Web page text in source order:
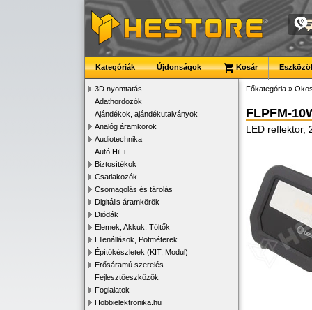
Kategóriák Újdonságok Kosár
3D nyomtatás
Adathordozók
Ajándékok, ajándékutalványok
Analóg áramkörök
Audiotechnika
Autó HiFi
Biztosítékok
Csatlakozók
Csomagolás és tárolás
Digitális áramkörök
Diódák
Elemek, Akkuk, Töltők
Ellenállások, Potméterek
Építőkészletek (KIT, Modul)
Erősáramú szerelés
Fejlesztőeszközök
Foglalatok
Hobbielektronika.hu
Főkategória »
FLPFM-
LED reflektor,